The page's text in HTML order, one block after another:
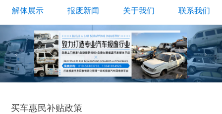
解体展示 报废新闻 关于我们 联系我们
买车惠民补贴政策